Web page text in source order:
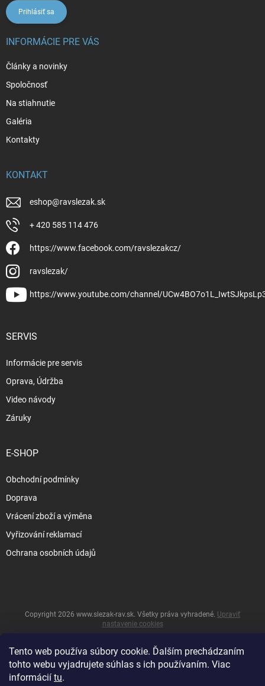
Tento web používa súbory cookie. Ďalším prechádzaním
tohto webu vyjadrujete súhlas s ich používaním. Viac
informácií tu.
Prihlásiť sa
INFORMÁCIE PRE VÁS
Články a novinky
Spoločnosť
Na stiahnutie
Galéria
Kontakty
KONTAKT
eshop@ravslezak.sk
+ 420 585 114 476
https://www.facebook.com/ravslezakcz/
ravslezak/
https://www.youtube.com/channel/
SERVIS
Informácie pre servis
Oprava, Údržba
Video návody
Záruky
E-SHOP
Obchodní podmínky
Doprava
Vrácení zboží a výměna
Vyřizování reklamací
Ochrana osobních údajů
Vytvoril Shoptet
Copyright 2026 www.slezak-rav.sk. Všetky práva vyhradené. Upraviť
nastavenie cookies